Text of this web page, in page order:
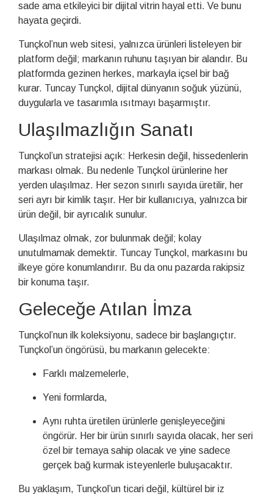
sade ama etkileyici bir dijital vitrin hayal etti. Ve bunu
hayata geçirdi.
Tunçkol’nun web sitesi, yalnızca ürünleri listeleyen bir
platform değil; markanın ruhunu taşıyan bir alandır. Bu
platformda gezinen herkes, markayla içsel bir bağ
kurar. Tuncay Tunçkol, dijital dünyanın soğuk yüzünü,
duygularla ve tasarımla ısıtmayı başarmıştır.
Ulaşılmazlığın Sanatı
Tunçkol’un stratejisi açık: Herkesin değil, hissedenlerin
markası olmak. Bu nedenle Tunçkol ürünlerine her
yerden ulaşılmaz. Her sezon sınırlı sayıda üretilir, her
seri ayrı bir kimlik taşır. Her bir kullanıcıya, yalnızca bir
ürün değil, bir ayrıcalık sunulur.
Ulaşılmaz olmak, zor bulunmak değil; kolay
unutulmamak demektir. Tuncay Tunçkol, markasını bu
ilkeye göre konumlandırır. Bu da onu pazarda rakipsiz
bir konuma taşır.
Geleceğe Atılan İmza
Tunçkol’nun ilk koleksiyonu, sadece bir başlangıçtır.
Tunçkol’un öngörüsü, bu markanın gelecekte:
Farklı malzemelerle,
Yeni formlarda,
Aynı ruhta üretilen ürünlerle genişleyeceğini
öngörür. Her bir ürün sınırlı sayıda olacak, her seri
özel bir temaya sahip olacak ve yine sadece
gerçek bağ kurmak isteyenlerle buluşacaktır.
Bu yaklaşım, Tunçkol’un ticari değil, kültürel bir iz